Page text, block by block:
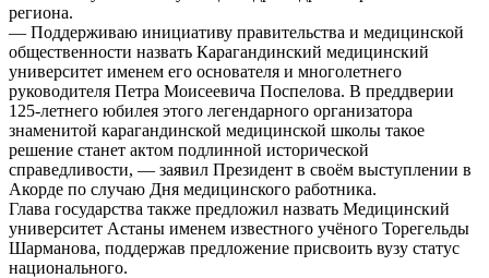
региона.
— Поддерживаю инициативу правительства и медицинской
общественности назвать Карагандинский медицинский
университет именем его основателя и многолетнего
руководителя Петра Моисеевича Поспелова. В преддверии
125-летнего юбилея этого легендарного организатора
знаменитой карагандинской медицинской школы такое
решение станет актом подлинной исторической
справедливости, — заявил Президент в своём выступлении в
Акорде по случаю Дня медицинского работника.
Глава государства также предложил назвать Медицинский
университет Астаны именем известного учёного Торегельды
Шарманова, поддержав предложение присвоить вузу статус
национального.